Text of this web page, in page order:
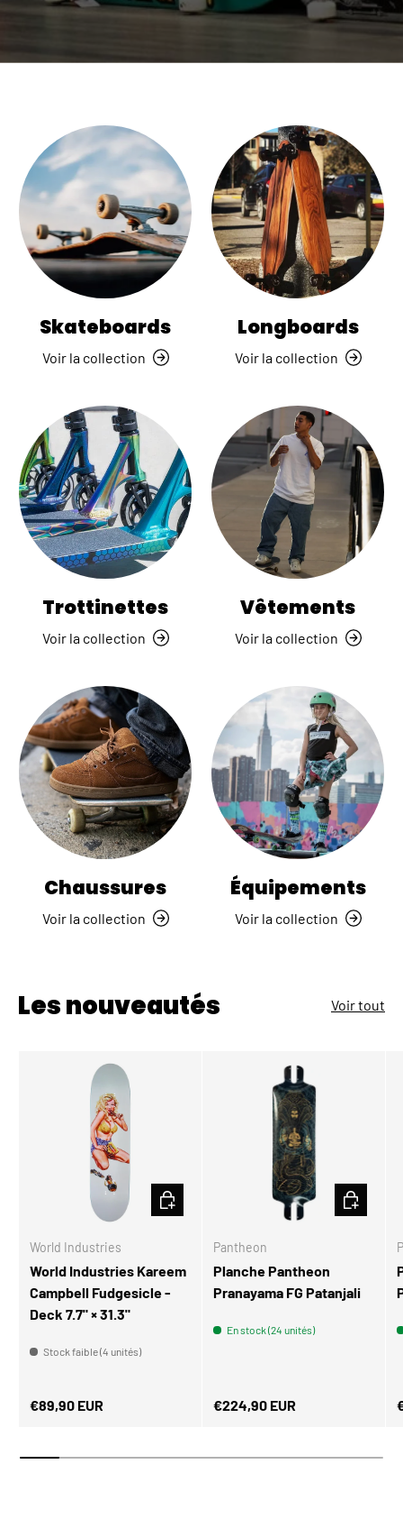
Skateboards
Voir la collection
Longboards
Voir la collection
Trottinettes
Voir la collection
Vêtements
Voir la collection
Chaussures
Voir la collection
Équipements
Voir la collection
Les nouveautés Voir tout
World Industries
World Industries Kareem
Campbell Fudgesicle -
Deck 7.7" × 31.3"
Stock faible (4 unités)
Prix habituel
€89,90 EUR
AJOUTER AU PANIER
Pantheon
Planche Pantheon
Pranayama FG Patanjali
En stock (24 unités)
Prix habituel
€224,90 EUR
CHOISIR